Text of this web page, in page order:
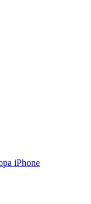
iPhone